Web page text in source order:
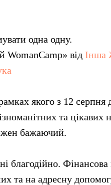
одна одну.
WomanCamp» від Інша
якого з 12 серпня
та цікавих
бажаючий.
благодійно.
та на адресну